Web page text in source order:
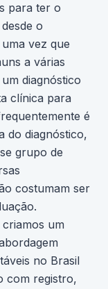
para ter o
o
vez que
a várias
diagnóstico
clínica para
é
do diagnóstico,
grupo de
costumam ser
um
no Brasil
com registro,